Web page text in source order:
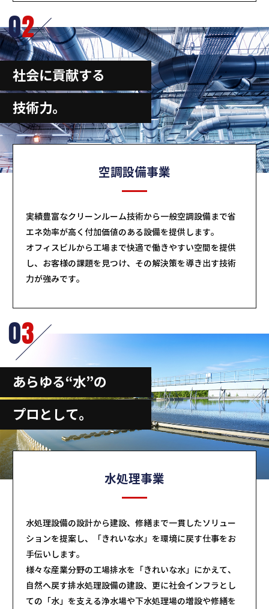
02
社会に貢献する
技術力。
空調設備事業
実績豊富なクリーンルーム技術から一般空調設備まで省
エネ効率が高く付加価値のある設備を提供します。
オフィスビルから工場まで快適で働きやすい空間を提供
し、お客様の課題を見つけ、その解決策を導き出す技術
力が強みです。
03
あらゆる“水”の
プロとして。
水処理事業
水処理設備の設計から建設、修繕まで一貫したソリュー
ションを提案し、「きれいな水」を環境に戻す仕事をお
手伝いします。
様々な産業分野の工場排水を「きれいな水」にかえて、
自然へ戻す排水処理設備の建設、更に社会インフラとし
ての「水」を支える浄水場や下水処理場の増設や修繕を